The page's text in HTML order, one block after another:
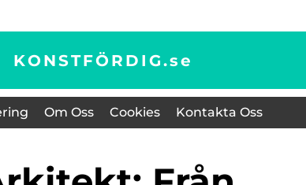
KONSTFÖRDIG.se
Om Oss Cookies Kontakta Oss